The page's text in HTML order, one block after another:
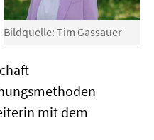
Bildquelle: Tim Gassauer
mit dem